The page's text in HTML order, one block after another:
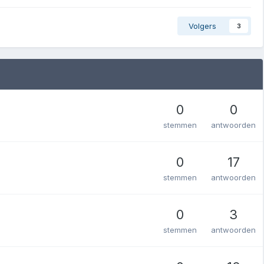
Volgers 3
0
stemmen
0
antwoorden
0
stemmen
17
antwoorden
0
stemmen
3
antwoorden